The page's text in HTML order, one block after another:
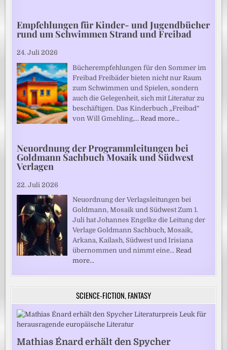
Empfehlungen für Kinder- und Jugendbücher
rund um Schwimmen Strand und Freibad
24. Juli 2026
Bücherempfehlungen für den Sommer im
Freibad Freibäder bieten nicht nur Raum
zum Schwimmen und Spielen, sondern
auch die Gelegenheit, sich mit Literatur zu
beschäftigen. Das Kinderbuch „Freibad“
von Will Gmehling,…Read more…
Neuordnung der Programmleitungen bei
Goldmann Sachbuch Mosaik und Südwest
Verlagen
22. Juli 2026
Neuordnung der Verlagsleitungen bei
Goldmann, Mosaik und Südwest Zum 1.
Juli hat Johannes Engelke die Leitung der
Verlage Goldmann Sachbuch, Mosaik,
Arkana, Kailash, Südwest und Irisiana
übernommen und nimmt eine…Read
more…
SCIENCE-FICTION, FANTASY
Mathias Énard erhält den Spycher